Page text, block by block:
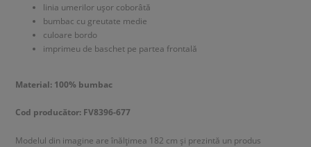
linia umerilor ușor coborâtă
bumbac cu greutate medie
culoare bordo
imprimeu de baschet pe partea frontală
Material: 100% bumbac
Cod producător: FV8396-677
Modelul din imagine are înălțimea 182 cm și prezintă un produs